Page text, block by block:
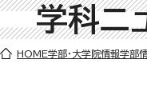
ここから本文です。
学科ニ
HOME学部・大学院情報学部